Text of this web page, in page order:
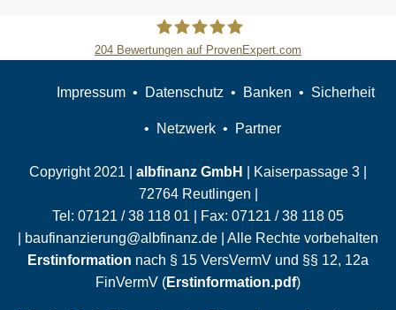
204 Bewertungen auf ProvenExpert.com
Impressum Datenschutz Banken Sicherheit
Netzwerk Partner
Copyright 2021 | albfinanz GmbH
| Kaiserpassage 3 |
72764 Reutlingen |
Tel: 07121 / 38 118 01 | Fax: 07121 / 38 118 05
baufinanzierung@albfinanz.de | Alle Rechte vorbehalten
Erstinformation nach § 15 VersVermV und §§ 12, 12a
FinVermV (Erstinformation.pdf)